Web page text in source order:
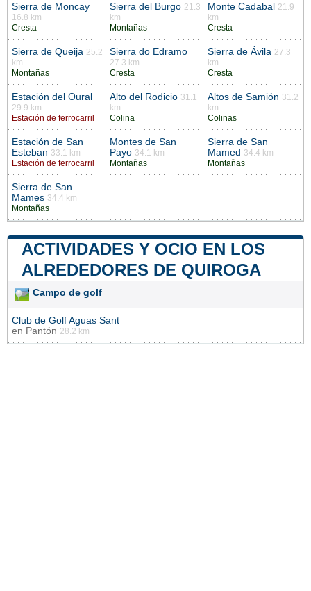
Sierra de Moncay
16.8 km
Cresta
Sierra del Burgo 21.3
km
Montañas
Monte Cadabal 21.9
km
Cresta
Sierra de Queija 25.2
km
Montañas
Sierra do Edramo
27.3 km
Cresta
Sierra de Ávila 27.3
km
Cresta
Estación del Oural
29.9 km
Estación de ferrocarril
Alto del Rodicio 31.1
km
Colina
Altos de Samión 31.2
km
Colinas
Estación de San
Esteban 33.1 km
Estación de ferrocarril
Montes de San
Payo 34.1 km
Montañas
Sierra de San
Mamed 34.4 km
Montañas
Sierra de San
Mames 34.4 km
Montañas
ACTIVIDADES Y OCIO EN LOS
ALREDEDORES DE QUIROGA
Campo de golf
Club de Golf Aguas Sant
en Pantón 28.2 km